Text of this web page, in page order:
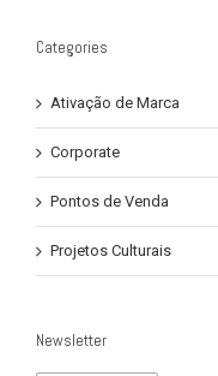
Categories
Ativação de Marca
Corporate
Pontos de Venda
Projetos Culturais
Newsletter